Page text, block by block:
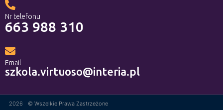
Nr telefonu
663 988 310
Email
szkola.virtuoso@interia.pl
2026 © Wszelkie Prawa Zastrzeżone